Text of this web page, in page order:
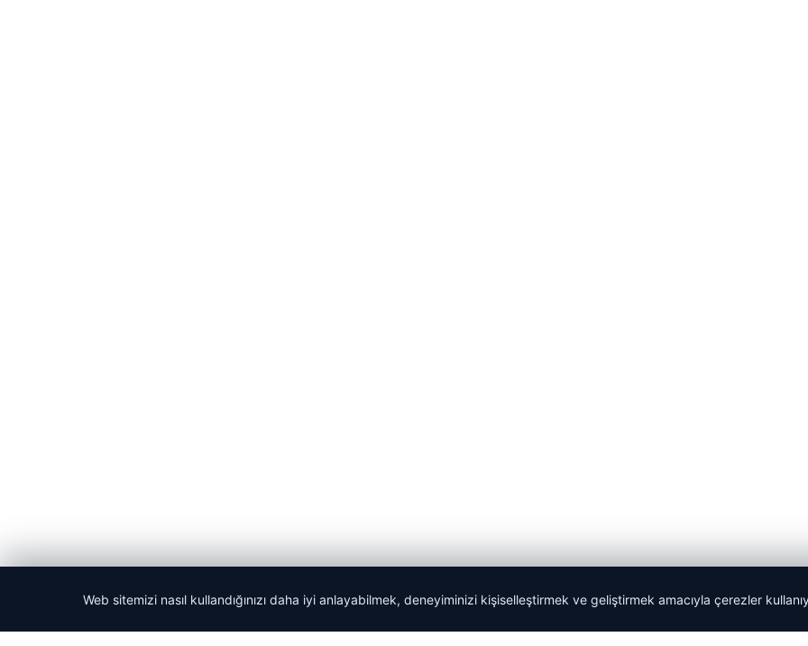
© 2026 Acil Rehber | Gündem Haberleri
Web sitemizi nasıl kullandığınızı daha iyi anlayabilmek, deneyiminizi kişiselleştirmek ve geliştirmek amacıyla çerezler